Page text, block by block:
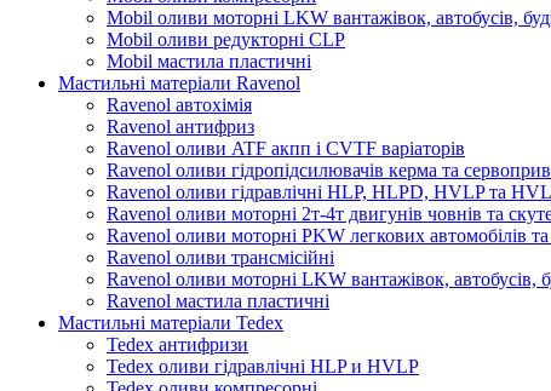
Mobil оливи моторні LKW вантажівок, автобусів,
Mobil оливи редукторні CLP
Mobil мастила пластичні
Мастильні матеріали Ravenol
Ravenol автохімія
Ravenol антифриз
Ravenol оливи ATF акпп і CVTF варіаторів
Ravenol оливи гідропідсилювачів керма та
Ravenol оливи гідравлічні HLP, HLPD, HVLP та
Ravenol оливи моторні 2т-4т двигунів човнів та
Ravenol оливи моторні PKW легкових автомобілів та
Ravenol оливи трансмісійні
Ravenol оливи моторні LKW вантажівок, автобусів,
Ravenol мастила пластичні
Мастильні матеріали Tedex
Tedex антифризи
Tedex оливи гідравлічні HLP и HVLP